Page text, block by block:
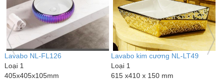
Chậu Rửa chén inox SUS304
8245 lệch (tặng vòi+ bình xà
bông)
Gạch lát sân Prime 40x40
SV4242
Loại 1